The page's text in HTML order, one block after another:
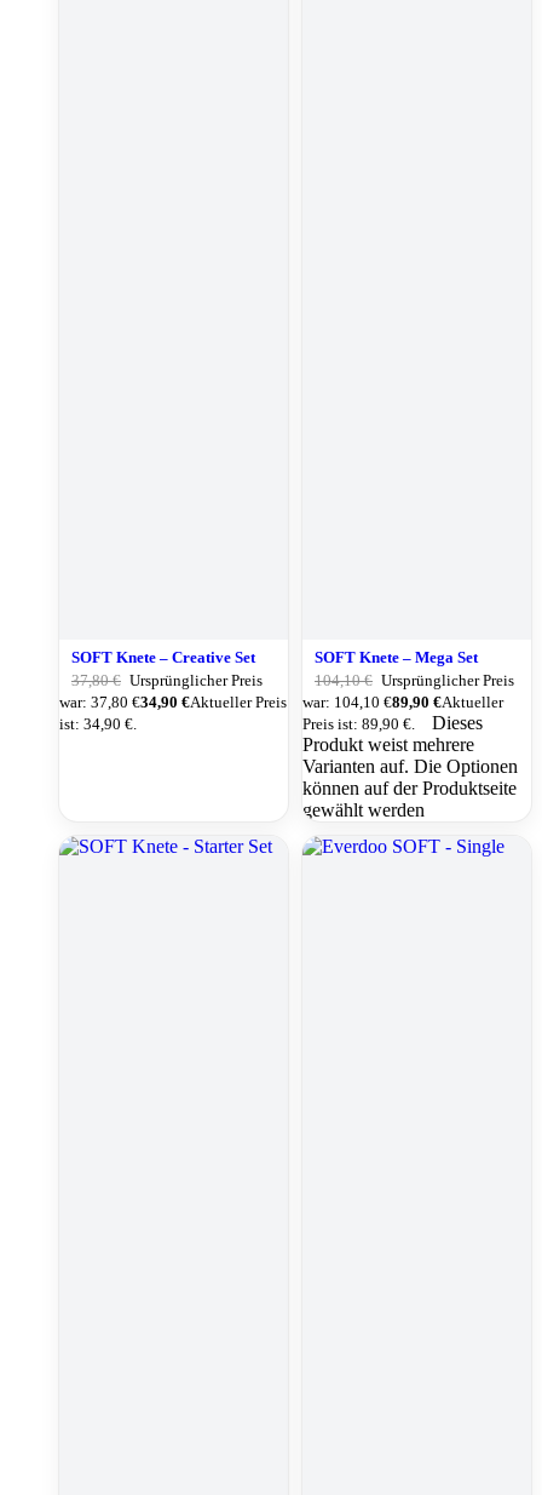
SOFT Knete – Creative Set
37,80€ Ursprünglicher Preis
war: 37,80 €34,90 €Aktueller Preis
ist: 34,90 €.
SOFT Knete – Mega Set
104,10€ Ursprünglicher Preis
war: 104,10 €89,90 €Aktueller
Preis ist: 89,90 €.
Dieses
Produkt weist mehrere
Varianten auf. Die Optionen
können auf der Produktseite
gewählt werden